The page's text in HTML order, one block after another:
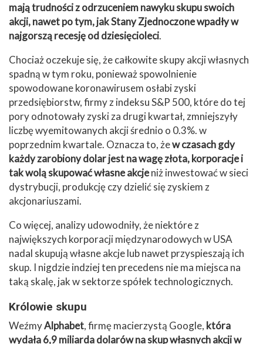
mają trudności z odrzuceniem nawyku skupu swoich
akcji, nawet po tym, jak Stany Zjednoczone wpadły w
najgorszą recesję od dziesięcioleci.
Chociaż oczekuje się, że całkowite skupy akcji własnych
spadną w tym roku, ponieważ spowolnienie
spowodowane koronawirusem osłabi zyski
przedsiębiorstw, firmy z indeksu S&P 500, które do tej
pory odnotowały zyski za drugi kwartał, zmniejszyły
liczbę wyemitowanych akcji średnio o 0.3%. w
poprzednim kwartale. Oznacza to, żew czasach gdy
każdy zarobiony dolar jest na wagę złota, korporacje i
tak wolą skupować własne akcjeniż inwestować w sieci
dystrybucji, produkcję czy dzielić się zyskiem z
akcjonariuszami.
Co więcej, analizy udowodniły, że niektóre z
największych korporacji międzynarodowych w USA
nadal skupują własne akcje lub nawet przyspieszają ich
skup. I nigdzie indziej ten precedens nie ma miejsca na
taką skalę, jak w sektorze spółek technologicznych.
Królowie skupu
WeźmyAlphabet, firmę macierzystą Google, która
wydała 6,9 miliarda dolarów na skup własnych akcji w